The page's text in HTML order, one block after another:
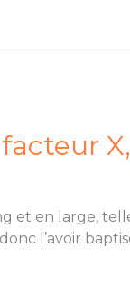
et en large,
l’avoir